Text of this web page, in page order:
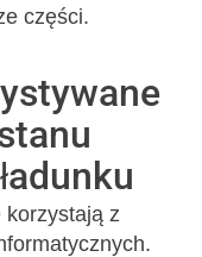
części.
korzystają z